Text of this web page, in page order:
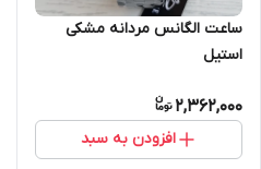
ساعت الگانس مردانه مشکی
استیل
2,362,000
افزودن به سبد